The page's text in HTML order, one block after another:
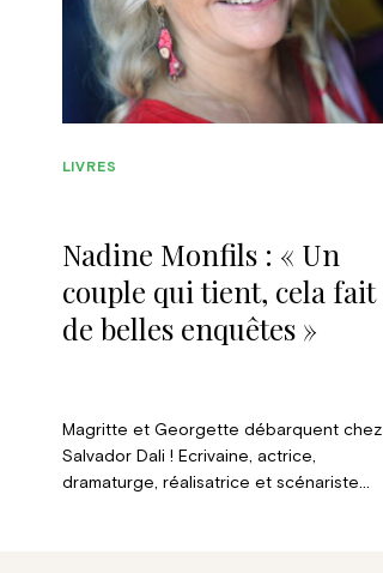
Nadine Monfils : « Un
couple qui tient, cela fait
de belles enquêtes »
LIVRES
Magritte et Georgette débarquent chez
Salvador Dali ! Ecrivaine, actrice,
dramaturge, réalisatrice et scénariste